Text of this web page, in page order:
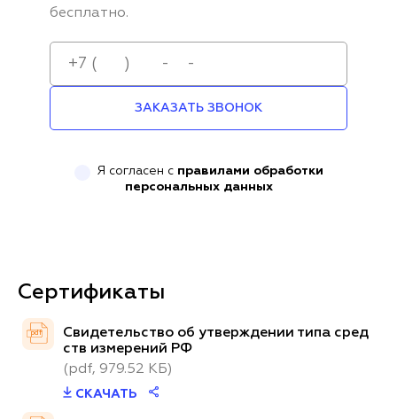
бесплатно.
ЗАКАЗАТЬ ЗВОНОК
Я согласен с правилами обработки
персональных данных
Сертификаты
pdf
Свидетельство об утверждении типа сред
ств измерений РФ
(pdf, 979.52 КБ)
СКАЧАТЬ